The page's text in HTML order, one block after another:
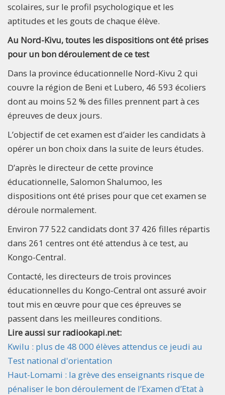
scolaires, sur le profil psychologique et les
aptitudes et les gouts de chaque élève.
Au Nord-Kivu, toutes les dispositions ont été prises
pour un bon déroulement de ce test
Dans la province éducationnelle Nord-Kivu 2 qui
couvre la région de Beni et Lubero, 46 593 écoliers
dont au moins 52 % des filles prennent part à ces
épreuves de deux jours.
L’objectif de cet examen est d’aider les candidats à
opérer un bon choix dans la suite de leurs études.
D’après le directeur de cette province
éducationnelle, Salomon Shalumoo, les
dispositions ont été prises pour que cet examen se
déroule normalement.
Environ 77 522 candidats dont 37 426 filles répartis
dans 261 centres ont été attendus à ce test, au
Kongo-Central.
Contacté, les directeurs de trois provinces
éducationnelles du Kongo-Central ont assuré avoir
tout mis en œuvre pour que ces épreuves se
passent dans les meilleures conditions.
Lire aussi sur radiookapi.net:
Kwilu : plus de 48 000 élèves attendus ce jeudi au
Test national d'orientation
Haut-Lomami : la grève des enseignants risque de
pénaliser le bon déroulement de l’Examen d’Etat à